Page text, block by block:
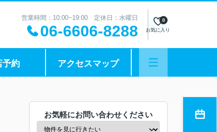
営業時間：10:00~19:00 定休日：水曜日
06-6606-8288 お気に入り
0
予約 アクセスマップ
お気軽にお問い合わせください